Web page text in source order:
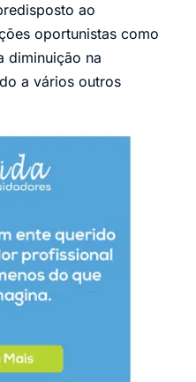
ao
oportunistas como
diminuição na
a vários outros